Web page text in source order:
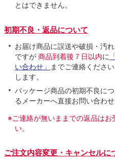
とはできません。
初期不良・返品について
お届け商品に誤送や破損・汚
ですが 商品到着後７日以内に
い合わせ」
までご連絡くださ
します。
パッケージ商品の初期不良に
るメーカーへ直接お問い合わせ
※ご連絡が無いままでの返品はお
い。
ご注文内容変更・キャンセルに